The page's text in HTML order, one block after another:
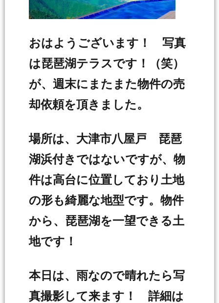
おはようございます！ 写真
は琵琶湖テラスです！（笑）
が、週末にまたまた物件の売
却依頼を頂きました。
場所は、大津市八屋戸 琵琶
湖浜付きではないですが、物
件は高台に位置しており土地
の形も綺麗な地型です。物件
から、琵琶湖を一望できる土
地です！
本日は、雨なので晴れたら写
真撮影して来ます！ 詳細は